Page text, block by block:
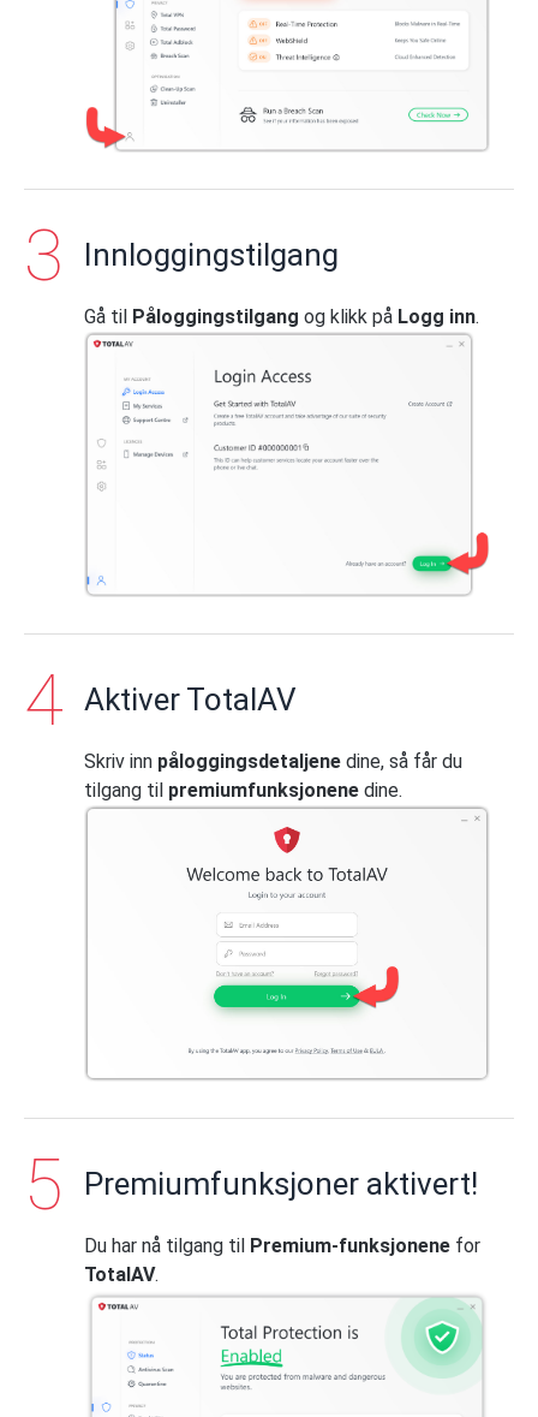
Innloggingstilgang
Gå til Påloggingstilgang og klikk på Logg inn.
Aktiver TotalAV
Skriv inn påloggingsdetaljene dine, så får du
tilgang til premiumfunksjonene dine.
Premiumfunksjoner aktivert!
Du har nå tilgang til Premium-funksjonene for
TotalAV.